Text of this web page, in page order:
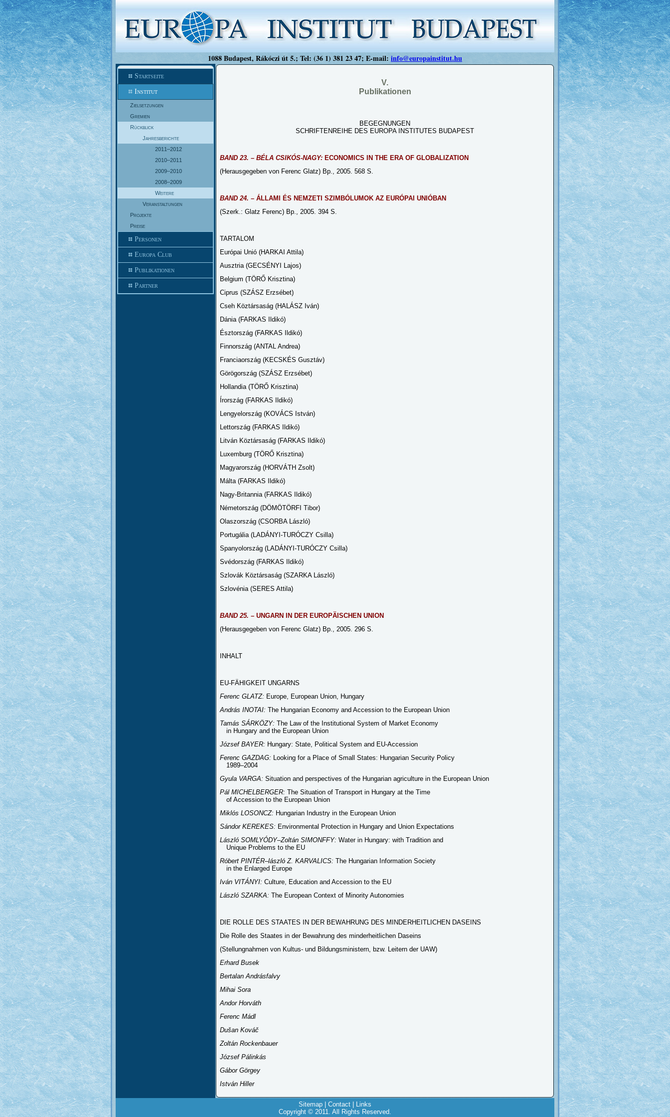
1088 Budapest, Rákóczi út 5.; Tel: (36 1) 381 23 47; E-mail: info@europainstitut.hu
Startseite
Institut
Zielsetzungen
Gremien
Rückblick
Jahresberichte
2011–2012
2010–2011
2009–2010
2008–2009
Weitere
Veranstaltungen
Projekte
Preise
Personen
Europa Club
Publikationen
Partner
V.
Publikationen
BEGEGNUNGEN
SCHRIFTENREIHE DES EUROPA INSTITUTES BUDAPEST
BAND 23. – BÉLA CSIKÓS-NAGY: ECONOMICS IN THE ERA OF GLOBALIZATION
(Herausgegeben von Ferenc Glatz) Bp., 2005. 568 S.
BAND 24. – ÁLLAMI ÉS NEMZETI SZIMBÓLUMOK AZ EURÓPAI UNIÓBAN
(Szerk.: Glatz Ferenc) Bp., 2005. 394 S.
TARTALOM
Európai Unió (HARKAI Attila)
Ausztria (GECSÉNYI Lajos)
Belgium (TÖRŐ Krisztina)
Ciprus (SZÁSZ Erzsébet)
Cseh Köztársaság (HALÁSZ Iván)
Dánia (FARKAS Ildikó)
Észtország (FARKAS Ildikó)
Finnország (ANTAL Andrea)
Franciaország (KECSKÉS Gusztáv)
Görögország (SZÁSZ Erzsébet)
Hollandia (TÖRŐ Krisztina)
Írország (FARKAS Ildikó)
Lengyelország (KOVÁCS István)
Lettország (FARKAS Ildikó)
Litván Köztársaság (FARKAS Ildikó)
Luxemburg (TÖRŐ Krisztina)
Magyarország (HORVÁTH Zsolt)
Málta (FARKAS Ildikó)
Nagy-Britannia (FARKAS Ildikó)
Németország (DÖMÖTÖRFI Tibor)
Olaszország (CSORBA László)
Portugália (LADÁNYI-TURÓCZY Csilla)
Spanyolország (LADÁNYI-TURÓCZY Csilla)
Svédország (FARKAS Ildikó)
Szlovák Köztársaság (SZARKA László)
Szlovénia (SERES Attila)
BAND 25. – UNGARN IN DER EUROPÄISCHEN UNION
(Herausgegeben von Ferenc Glatz) Bp., 2005. 296 S.
INHALT
EU-FÄHIGKEIT UNGARNS
Ferenc GLATZ: Europe, European Union, Hungary
András INOTAI: The Hungarian Economy and Accession to the European Union
Tamás SÁRKÖZY: The Law of the Institutional System of Market Economy
in Hungary and the European Union
József BAYER: Hungary: State, Political System and EU-Accession
Ferenc GAZDAG: Looking for a Place of Small States: Hungarian Security Policy
1989–2004
Gyula VARGA: Situation and perspectives of the Hungarian agriculture in the European Union
Pál MICHELBERGER: The Situation of Transport in Hungary at the Time
of Accession to the European Union
Miklós LOSONCZ: Hungarian Industry in the European Union
Sándor KEREKES: Environmental Protection in Hungary and Union Expectations
László SOMLYÓDY–Zoltán SIMONFFY: Water in Hungary: with Tradition and
Unique Problems to the EU
Róbert PINTÉR–lászló Z. KARVALICS: The Hungarian Information Society
in the Enlarged Europe
Iván VITÁNYI: Culture, Education and Accession to the EU
László SZARKA: The European Context of Minority Autonomies
DIE ROLLE DES STAATES IN DER BEWAHRUNG DES MINDERHEITLICHEN DASEINS
Die Rolle des Staates in der Bewahrung des minderheitlichen Daseins
(Stellungnahmen von Kultus- und Bildungsministern, bzw. Leitern der UAW)
Erhard Busek
Bertalan Andrásfalvy
Mihai Sora
Andor Horváth
Ferenc Mádl
Dušan Kováč
Zoltán Rockenbauer
József Pálinkás
Gábor Görgey
István Hiller
Sitemap Contact
Links
Copyright © 2011. All Rights Reserved.